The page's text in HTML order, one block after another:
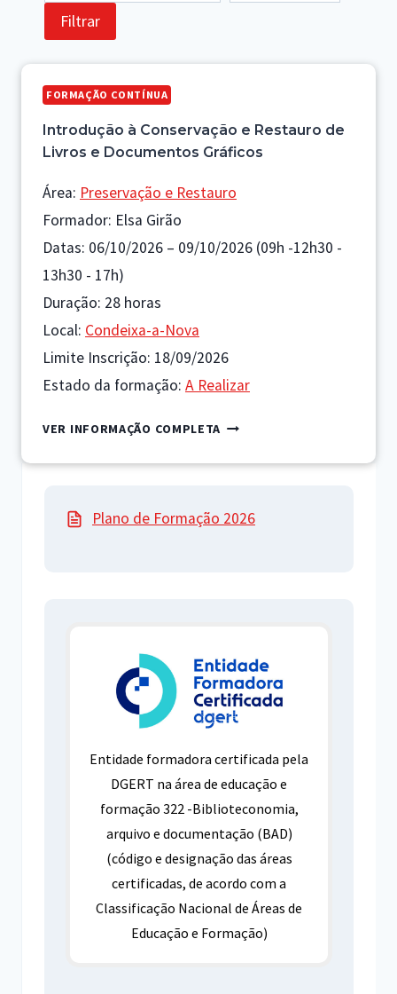
FORMAÇÃO CONTÍNUA
Introdução à Conservação e Restauro de
Livros e Documentos Gráficos
Área: Preservação e Restauro
Formador: Elsa Girão
Datas: 06/10/2026 – 09/10/2026 (09h -12h30 -
13h30 - 17h)
Duração: 28 horas
Local: Condeixa-a-Nova
Limite Inscrição: 18/09/2026
Estado da formação: A Realizar
VER INFORMAÇÃO COMPLETA INTRODUÇÃO
CONSERVAÇÃO
RESTAURO
Plano de Formação 2026
Entidade formadora certificada pela
DGERT na área de educação e
formação 322 -Biblioteconomia,
arquivo e documentação (BAD)
(código e designação das áreas
certificadas, de acordo com a
Classificação Nacional de Áreas de
Educação e Formação)